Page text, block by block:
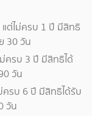
ต่ไม่ครบ 1 ปี มีสิทธิ
30 วัน
ครบ 3 ปี มีสิทธิได้
วัน
รบ 6 ปี มีสิทธิได้รับ
วัน